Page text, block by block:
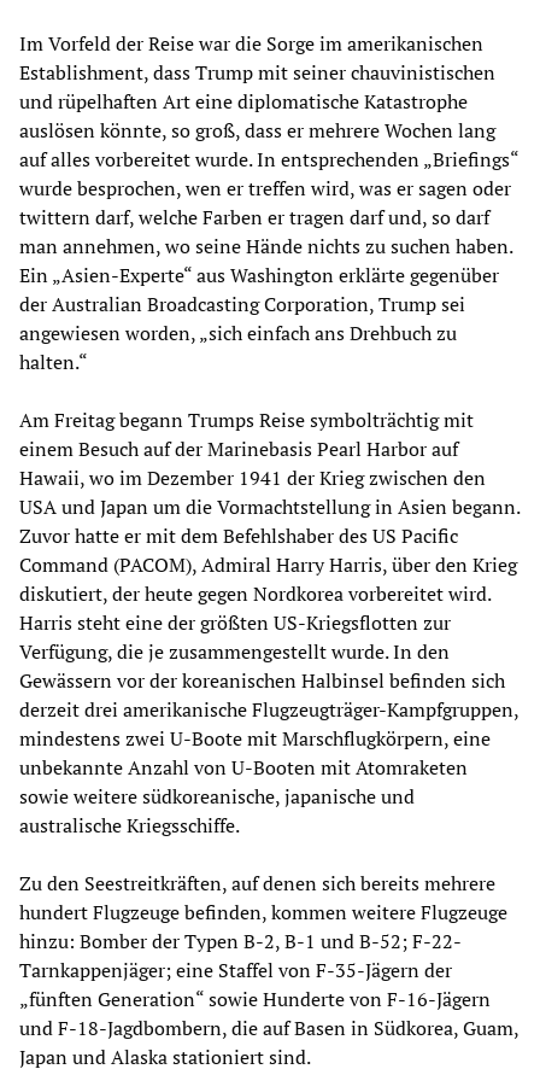
Im Vorfeld der Reise war die Sorge im amerikanischen
Establishment, dass Trump mit seiner chauvinistischen
und rüpelhaften Art eine diplomatische Katastrophe
auslösen könnte, so groß, dass er mehrere Wochen lang
auf alles vorbereitet wurde. In entsprechenden „Briefings“
wurde besprochen, wen er treffen wird, was er sagen oder
twittern darf, welche Farben er tragen darf und, so darf
man annehmen, wo seine Hände nichts zu suchen haben.
Ein „Asien-Experte“ aus Washington erklärte gegenüber
der Australian Broadcasting Corporation, Trump sei
angewiesen worden, „sich einfach ans Drehbuch zu
halten.“
Am Freitag begann Trumps Reise symbolträchtig mit
einem Besuch auf der Marinebasis Pearl Harbor auf
Hawaii, wo im Dezember 1941 der Krieg zwischen den
USA und Japan um die Vormachtstellung in Asien begann.
Zuvor hatte er mit dem Befehlshaber des US Pacific
Command (PACOM), Admiral Harry Harris, über den Krieg
diskutiert, der heute gegen Nordkorea vorbereitet wird.
Harris steht eine der größten US-Kriegsflotten zur
Verfügung, die je zusammengestellt wurde. In den
Gewässern vor der koreanischen Halbinsel befinden sich
derzeit drei amerikanische Flugzeugträger-Kampfgruppen,
mindestens zwei U-Boote mit Marschflugkörpern, eine
unbekannte Anzahl von U-Booten mit Atomraketen
sowie weitere südkoreanische, japanische und
australische Kriegsschiffe.
Zu den Seestreitkräften, auf denen sich bereits mehrere
hundert Flugzeuge befinden, kommen weitere Flugzeuge
hinzu: Bomber der Typen B-2, B-1 und B-52; F-22-
Tarnkappenjäger; eine Staffel von F-35-Jägern der
„fünften Generation“ sowie Hunderte von F-16-Jägern
und F-18-Jagdbombern, die auf Basen in Südkorea, Guam,
Japan und Alaska stationiert sind.